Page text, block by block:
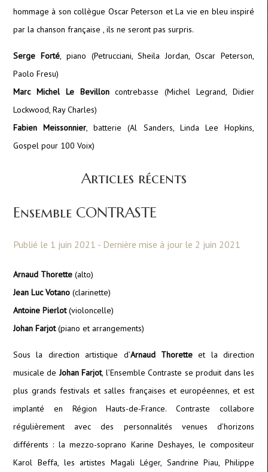
hommage à son collègue Oscar Peterson et La vie en bleu inspiré
par la chanson française , ils ne seront pas surpris.
Serge Forté, piano (Petrucciani, Sheila Jordan, Oscar Peterson,
Paolo Fresu)
Marc Michel Le Bevilloncontrebasse (Michel Legrand, Didier
Lockwood, Ray Charles)
Fabien Meissonnier, batterie (Al Sanders, Linda Lee Hopkins,
Gospel pour 100 Voix)
Articles récents
Ensemble CONTRASTE
Publié le 1 juin 2021 - Dernière mise à jour le 2 juin 2021
Arnaud Thorette (alto)
Jean Luc Votano (clarinette)
Antoine Pierlot(violoncelle)
Johan Farjot(piano et arrangements)
Sous la direction artistique d’Arnaud Thoretteet la direction
musicale deJohan Farjot, l’Ensemble Contraste se produit dans les
plus grands festivals et salles françaises et européennes, et est
implanté en Région Hauts-de-France. Contraste collabore
régulièrement avec des personnalités venues d’horizons
différents : la mezzo-soprano Karine Deshayes, le compositeur
Karol Beffa, les artistes Magali Léger, Sandrine Piau, Philippe